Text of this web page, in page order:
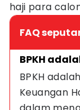
haji para
FAQ
BPKH
BPKH
Keuangan